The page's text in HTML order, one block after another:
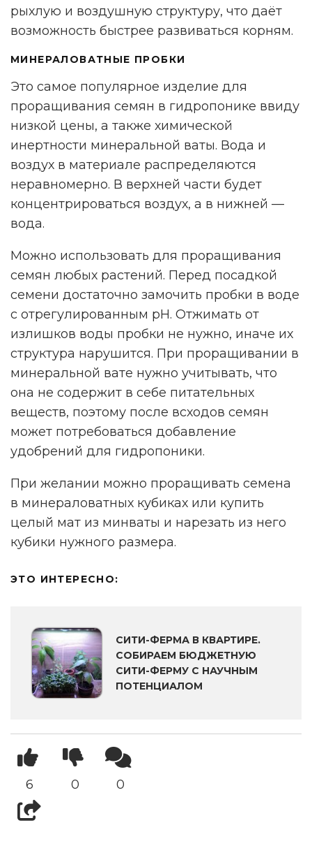
рыхлую и воздушную структуру, что даёт
возможность быстрее развиваться корням.
МИНЕРАЛОВАТНЫЕ ПРОБКИ
Это самое популярное изделие для
проращивания семян в гидропонике ввиду
низкой цены, а также химической
инертности минеральной ваты. Вода и
воздух в материале распределяются
неравномерно. В верхней части будет
концентрироваться воздух, а в нижней —
вода.
Можно использовать для проращивания
семян любых растений. Перед посадкой
семени достаточно замочить пробки в воде
с отрегулированным pH. Отжимать от
излишков воды пробки не нужно, иначе их
структура нарушится. При проращивании в
минеральной вате нужно учитывать, что
она не содержит в себе питательных
веществ, поэтому после всходов семян
может потребоваться добавление
удобрений для гидропоники.
При желании можно проращивать семена
в минераловатных кубиках или купить
целый мат из минваты и нарезать из него
кубики нужного размера.
ЭТО ИНТЕРЕСНО:
СИТИ-ФЕРМА В КВАРТИРЕ.
СОБИРАЕМ БЮДЖЕТНУЮ
СИТИ-ФЕРМУ С НАУЧНЫМ
ПОТЕНЦИАЛОМ
6 0 0